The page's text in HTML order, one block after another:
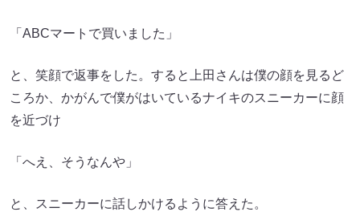
「ABCマートで買いました」
と、笑顔で返事をした。すると上田さんは僕の顔を見るど
ころか、かがんで僕がはいているナイキのスニーカーに顔
を近づけ
「へえ、そうなんや」
と、スニーカーに話しかけるように答えた。